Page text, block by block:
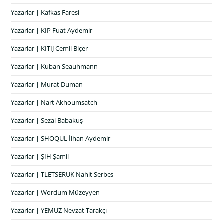
Yazarlar | Kafkas Faresi
Yazarlar | KIP Fuat Aydemir
Yazarlar | KITIJ Cemil Biçer
Yazarlar | Kuban Seauhmann
Yazarlar | Murat Duman
Yazarlar | Nart Akhoumsatch
Yazarlar | Sezai Babakuş
Yazarlar | SHOQUL İlhan Aydemir
Yazarlar | ŞIH Şamil
Yazarlar | TLETSERUK Nahit Serbes
Yazarlar | Wordum Müzeyyen
Yazarlar | YEMUZ Nevzat Tarakçı